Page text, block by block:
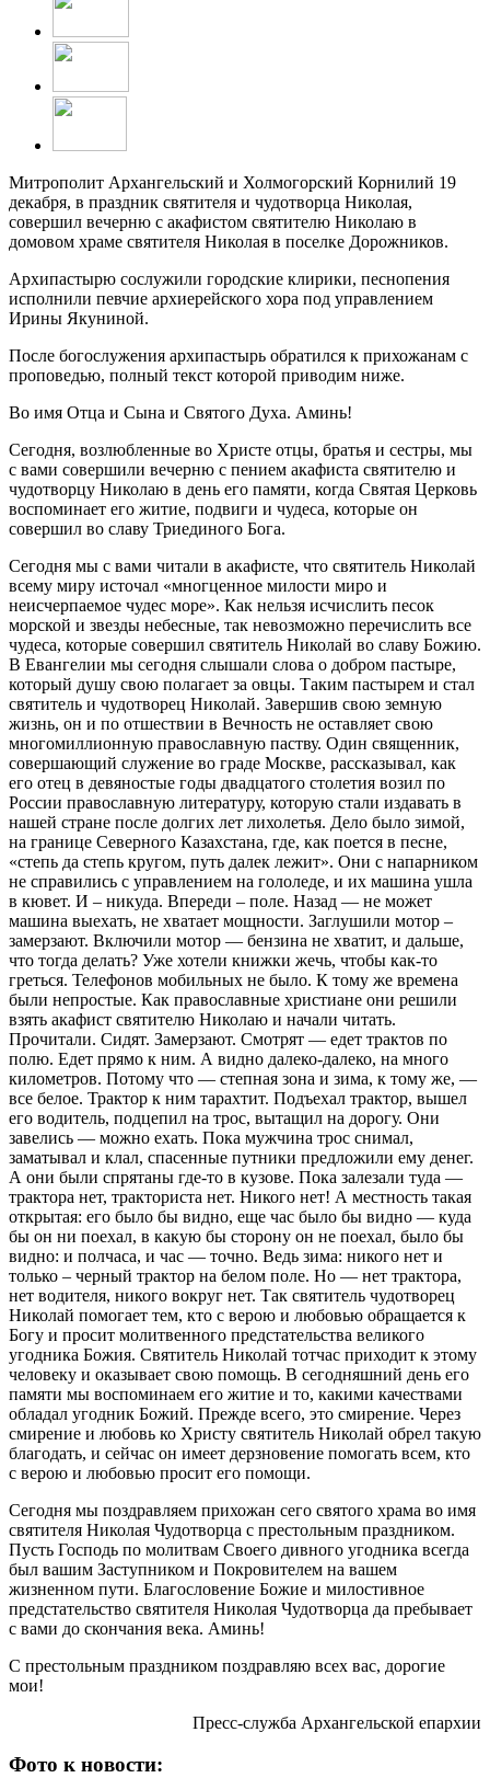
Митрополит Архангельский и Холмогорский Корнилий 19
декабря, в праздник святителя и чудотворца Николая,
совершил вечерню с акафистом святителю Николаю в
домовом храме святителя Николая в поселке Дорожников.
Архипастырю сослужили городские клирики, песнопения
исполнили певчие архиерейского хора под управлением
Ирины Якуниной.
После богослужения архипастырь обратился к прихожанам с
проповедью, полный текст которой приводим ниже.
Во имя Отца и Сына и Святого Духа. Аминь!
Сегодня, возлюбленные во Христе отцы, братья и сестры, мы
с вами совершили вечерню с пением акафиста святителю и
чудотворцу Николаю в день его памяти, когда Святая Церковь
воспоминает его житие, подвиги и чудеса, которые он
совершил во славу Триединого Бога.
Сегодня мы с вами читали в акафисте, что святитель Николай
всему миру источал «многценное милости миро и
неисчерпаемое чудес море». Как нельзя исчислить песок
морской и звезды небесные, так невозможно перечислить все
чудеса, которые совершил святитель Николай во славу Божию.
В Евангелии мы сегодня слышали слова о добром пастыре,
который душу свою полагает за овцы. Таким пастырем и стал
святитель и чудотворец Николай. Завершив свою земную
жизнь, он и по отшествии в Вечность не оставляет свою
многомиллионную православную паству. Один священник,
совершающий служение во граде Москве, рассказывал, как
его отец в девяностые годы двадцатого столетия возил по
России православную литературу, которую стали издавать в
нашей стране после долгих лет лихолетья. Дело было зимой,
на границе Северного Казахстана, где, как поется в песне,
«степь да степь кругом, путь далек лежит». Они с напарником
не справились с управлением на гололеде, и их машина ушла
в кювет. И – никуда. Впереди – поле. Назад — не может
машина выехать, не хватает мощности. Заглушили мотор –
замерзают. Включили мотор — бензина не хватит, и дальше,
что тогда делать? Уже хотели книжки жечь, чтобы как-то
греться. Телефонов мобильных не было. К тому же времена
были непростые. Как православные христиане они решили
взять акафист святителю Николаю и начали читать.
Прочитали. Сидят. Замерзают. Смотрят — едет трактов по
полю. Едет прямо к ним. А видно далеко-далеко, на много
километров. Потому что — степная зона и зима, к тому же, —
все белое. Трактор к ним тарахтит. Подъехал трактор, вышел
его водитель, подцепил на трос, вытащил на дорогу. Они
завелись — можно ехать. Пока мужчина трос снимал,
заматывал и клал, спасенные путники предложили ему денег.
А они были спрятаны где-то в кузове. Пока залезали туда —
трактора нет, тракториста нет. Никого нет! А местность такая
открытая: его было бы видно, еще час было бы видно — куда
бы он ни поехал, в какую бы сторону он не поехал, было бы
видно: и полчаса, и час — точно. Ведь зима: никого нет и
только – черный трактор на белом поле. Но — нет трактора,
нет водителя, никого вокруг нет. Так святитель чудотворец
Николай помогает тем, кто с верою и любовью обращается к
Богу и просит молитвенного предстательства великого
угодника Божия. Святитель Николай тотчас приходит к этому
человеку и оказывает свою помощь. В сегодняшний день его
памяти мы воспоминаем его житие и то, какими качествами
обладал угодник Божий. Прежде всего, это смирение. Через
смирение и любовь ко Христу святитель Николай обрел такую
благодать, и сейчас он имеет дерзновение помогать всем, кто
с верою и любовью просит его помощи.
Сегодня мы поздравляем прихожан сего святого храма во имя
святителя Николая Чудотворца с престольным праздником.
Пусть Господь по молитвам Своего дивного угодника всегда
был вашим Заступником и Покровителем на вашем
жизненном пути. Благословение Божие и милостивное
предстательство святителя Николая Чудотворца да пребывает
с вами до скончания века. Аминь!
С престольным праздником поздравляю всех вас, дорогие
мои!
Пресс-служба Архангельской епархии
Фото к новости: